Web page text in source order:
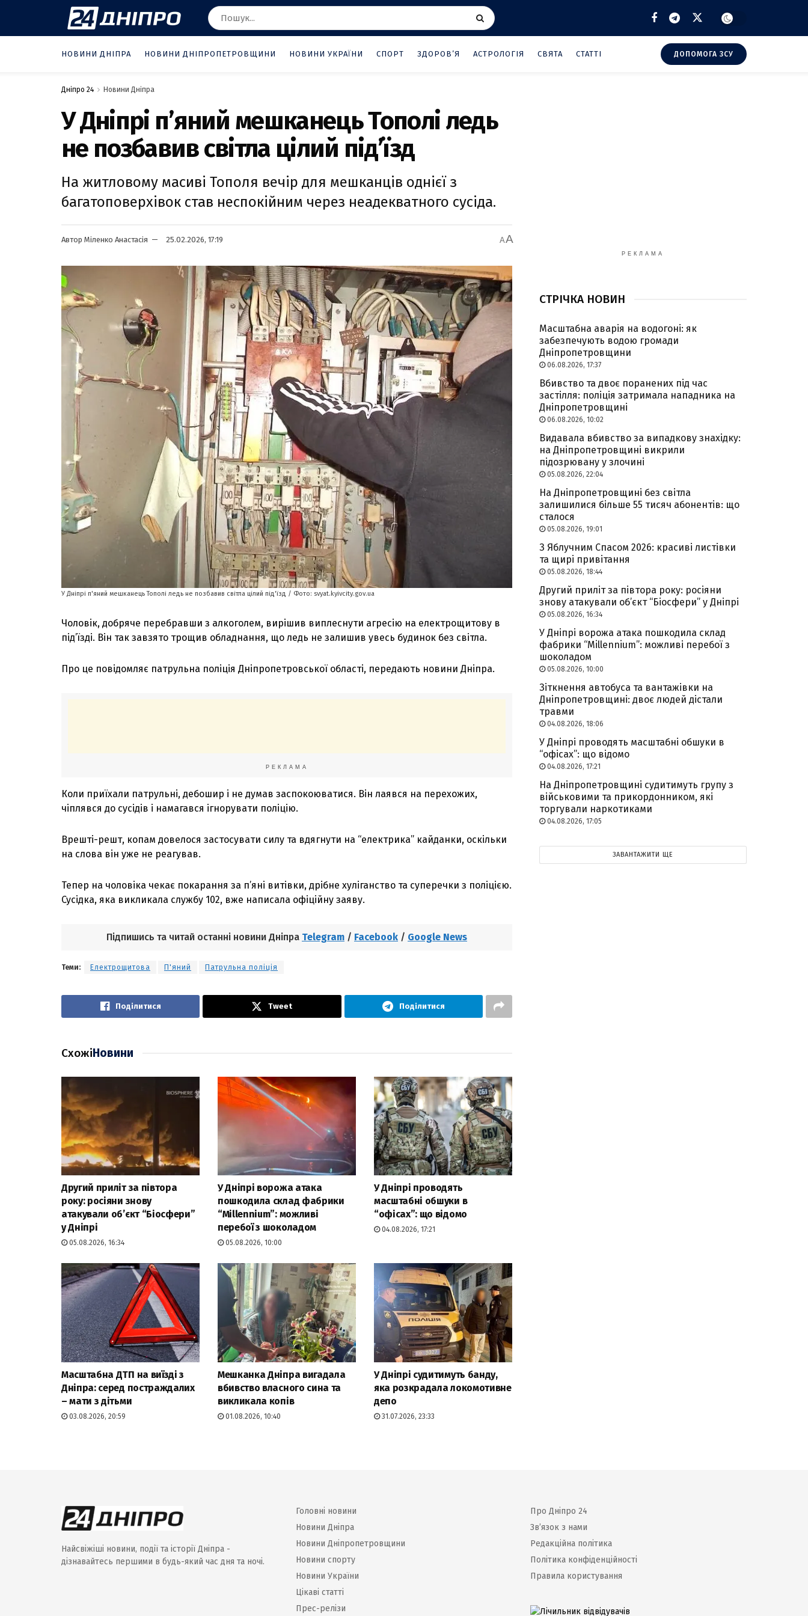
НОВИНИ ДНІПРА НОВИНИ ДНІПРОПЕТРОВЩИНИ НОВИНИ УКРАЇНИ СПОРТ ЗДОРОВ’Я АСТРОЛОГІЯ СВЯТА СТАТТІ ДОПОМОГА ЗСУ
Дніпро 24 Новини Дніпра
У Дніпрі п’яний мешканець Тополі ледь
не позбавив світла цілий під’їзд
На житловому масиві Тополя вечір для мешканців однієї з
багатоповерхівок став неспокійним через неадекватного сусіда.
Автор Міленко Анастасія 25.02.2026, 17:19 AA
У Дніпрі п'яний мешканець Тополі ледь не позбавив світла цілий під'їзд / Фото: svyat.kyivcity.gov.ua
Чоловік, добряче перебравши з алкоголем, вирішив виплеснути агресію на електрощитову в
під’їзді. Він так завзято трощив обладнання, що ледь не залишив увесь будинок без світла.
Про це повідомляє патрульна поліція Дніпропетровської області, передають новини Дніпра.
РЕКЛАМА
Коли приїхали патрульні, дебошир і не думав заспокоюватися. Він лаявся на перехожих,
чіплявся до сусідів і намагався ігнорувати поліцію.
Врешті-решт, копам довелося застосувати силу та вдягнути на “електрика” кайданки, оскільки
на слова він уже не реагував.
Тепер на чоловіка чекає покарання за п’яні витівки, дрібне хуліганство та суперечки з поліцією.
Сусідка, яка викликала службу 102, вже написала офіційну заяву.
Підпишись та читай останні новини Дніпра Telegram / Facebook / Google News
Теми: Електрощитова П'яний Патрульна поліція
Поділитися Tweet Поділитися
СхожіНовини
Другий приліт за півтора
року: росіяни знову
атакували об’єкт “Біосфери”
у Дніпрі
05.08.2026, 16:34
У Дніпрі ворожа атака
пошкодила склад фабрики
“Millennium”: можливі
перебої з шоколадом
05.08.2026, 10:00
У Дніпрі проводять
масштабні обшуки в
“офісах”: що відомо
04.08.2026, 17:21
Масштабна ДТП на виїзді з
Дніпра: серед постраждалих
– мати з дітьми
03.08.2026, 20:59
Мешканка Дніпра вигадала
вбивство власного сина та
викликала копів
01.08.2026, 10:40
У Дніпрі судитимуть банду,
яка розкрадала локомотивне
депо
31.07.2026, 23:33
РЕКЛАМА
СТРІЧКА НОВИН
Масштабна аварія на водогоні: як
забезпечують водою громади
Дніпропетровщини
06.08.2026, 17:37
Вбивство та двоє поранених під час
застілля: поліція затримала нападника на
Дніпропетровщині
06.08.2026, 10:02
Видавала вбивство за випадкову знахідку:
на Дніпропетровщині викрили
підозрювану у злочині
05.08.2026, 22:04
На Дніпропетровщині без світла
залишилися більше 55 тисяч абонентів: що
сталося
05.08.2026, 19:01
З Яблучним Спасом 2026: красиві листівки
та щирі привітання
05.08.2026, 18:44
Другий приліт за півтора року: росіяни
знову атакували об’єкт “Біосфери” у Дніпрі
05.08.2026, 16:34
У Дніпрі ворожа атака пошкодила склад
фабрики “Millennium”: можливі перебої з
шоколадом
05.08.2026, 10:00
Зіткнення автобуса та вантажівки на
Дніпропетровщині: двоє людей дістали
травми
04.08.2026, 18:06
У Дніпрі проводять масштабні обшуки в
“офісах”: що відомо
04.08.2026, 17:21
На Дніпропетровщині судитимуть групу з
військовими та прикордонником, які
торгували наркотиками
04.08.2026, 17:05
ЗАВАНТАЖИТИ ЩЕ
Найсвіжіші новини, події та історії Дніпра -
дізнавайтесь першими в будь-який час дня та ночі.
Головні новини
Новини Дніпра
Новини Дніпропетровщини
Новини спорту
Новини України
Цікаві статті
Прес-релізи
Про Дніпро 24
Зв’язок з нами
Редакційна політика
Політика конфіденційності
Правила користування